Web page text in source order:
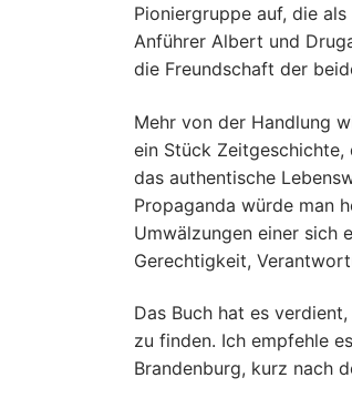
Pioniergruppe auf, die
Anführer Albert und
die Freundschaft der
Mehr von der Handlung
ein Stück
das authentische
Propaganda würde man
Umwälzungen einer sich
Gerechtigkeit,
Das Buch hat es
zu finden. Ich empfehle
Brandenburg, kurz nach